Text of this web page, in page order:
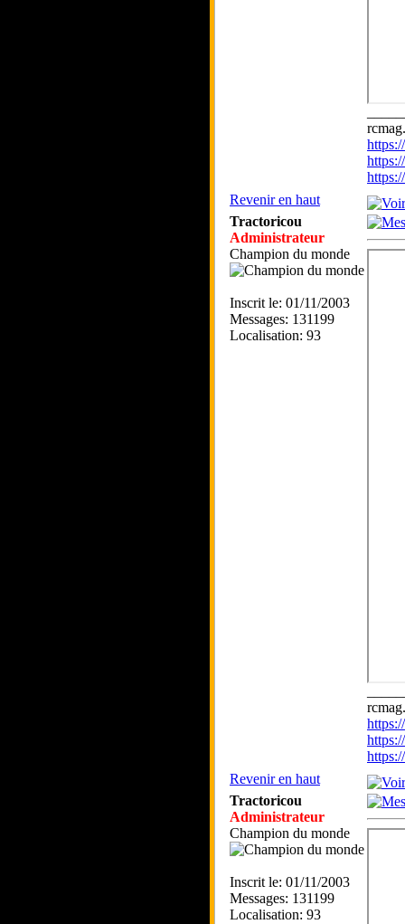
Revenir en haut
Tractoricou
Administrateur
Champion du monde
Inscrit le: 01/11/2003
Messages: 131199
Localisation: 93
Revenir en haut
Tractoricou
Administrateur
Champion du monde
Inscrit le: 01/11/2003
Messages: 131199
Localisation: 93